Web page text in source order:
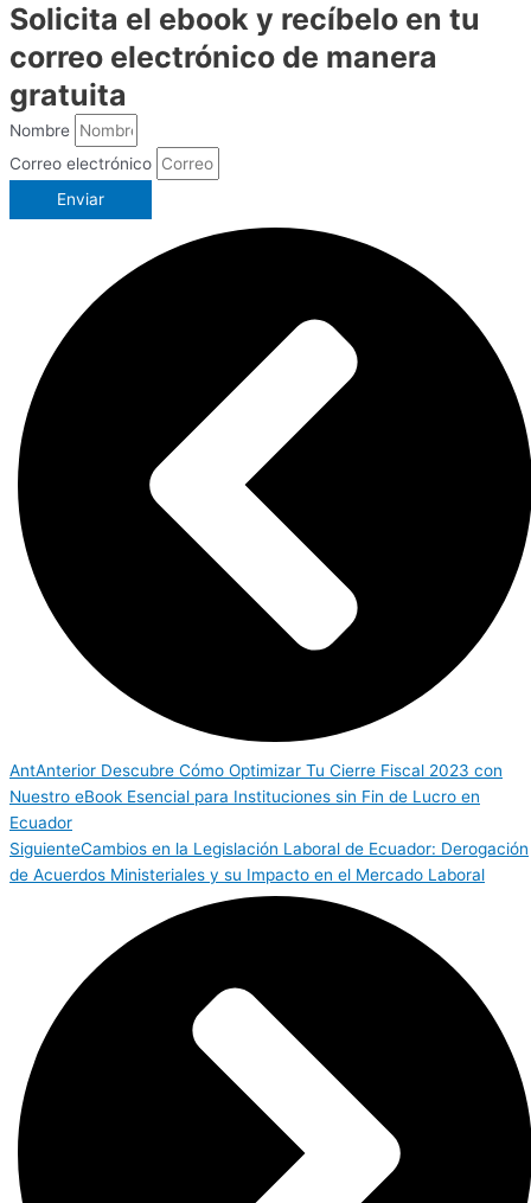
Solicita el ebook y recíbelo en tu
correo electrónico de manera
gratuita
Nombre
Correo electrónico
Enviar
AntAnterior Descubre Cómo Optimizar Tu Cierre Fiscal 2023 con
Nuestro eBook Esencial para Instituciones sin Fin de Lucro en
Ecuador
SiguienteCambios en la Legislación Laboral de Ecuador: Derogación
de Acuerdos Ministeriales y su Impacto en el Mercado Laboral